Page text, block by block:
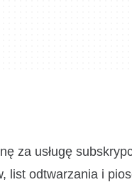
za usługę
list odtwarzania i